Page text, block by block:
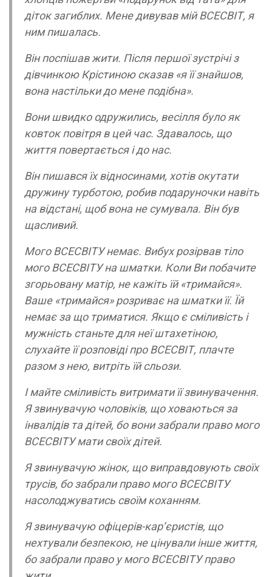
діток загиблих. Мене дивував мій ВСЕСВІТ, я
ним пишалась.
Він поспішав жити. Після першої зустрічі з
дівчинкою Крістиною сказав «я її знайшов,
вона настільки до мене подібна».
Вони швидко одружились, весілля було як
ковток повітря в цей час. Здавалось, що
життя повертається і до нас.
Він пишався їх відносинами, хотів окутати
дружину турботою, робив подаруночки навіть
на відстані, щоб вона не сумувала. Він був
щасливий.
Мого ВСЕСВІТУ немає. Вибух розірвав тіло
мого ВСЕСВІТУ на шматки. Коли Ви побачите
згорьовану матір, не кажіть їй «тримайся».
Ваше «тримайся» розриває на шматки її. Їй
немає за що триматися. Якщо є сміливість і
мужність станьте для неї штахетіною,
слухайте її розповіді про ВСЕСВІТ, плачте
разом з нею, витріть їй сльози.
І майте сміливість витримати її звинувачення.
Я звинувачую чоловіків, що ховаються за
інвалідів та дітей, бо вони забрали право мого
ВСЕСВІТУ мати своїх дітей.
Я звинувачую жінок, що виправдовують своїх
трусів, бо забрали право мого ВСЕСВІТУ
насолоджуватись своїм коханням.
Я звинувачую офіцерів-карʼєристів, що
нехтували безпекою, не цінували інше життя,
бо забрали право у мого ВСЕСВІТУ право